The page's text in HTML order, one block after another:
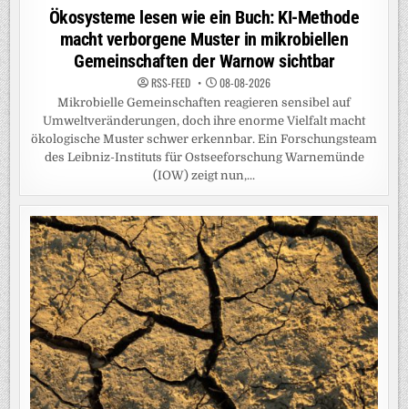
Ökosysteme lesen wie ein Buch: KI-Methode
macht verborgene Muster in mikrobiellen
Gemeinschaften der Warnow sichtbar
RSS-FEED 08-08-2026
Mikrobielle Gemeinschaften reagieren sensibel auf
Umweltveränderungen, doch ihre enorme Vielfalt macht
ökologische Muster schwer erkennbar. Ein Forschungsteam
des Leibniz-Instituts für Ostseeforschung Warnemünde
(IOW) zeigt nun,...